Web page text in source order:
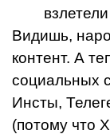
Видишь,
контент. А
социальных
Инсты,
(потому что